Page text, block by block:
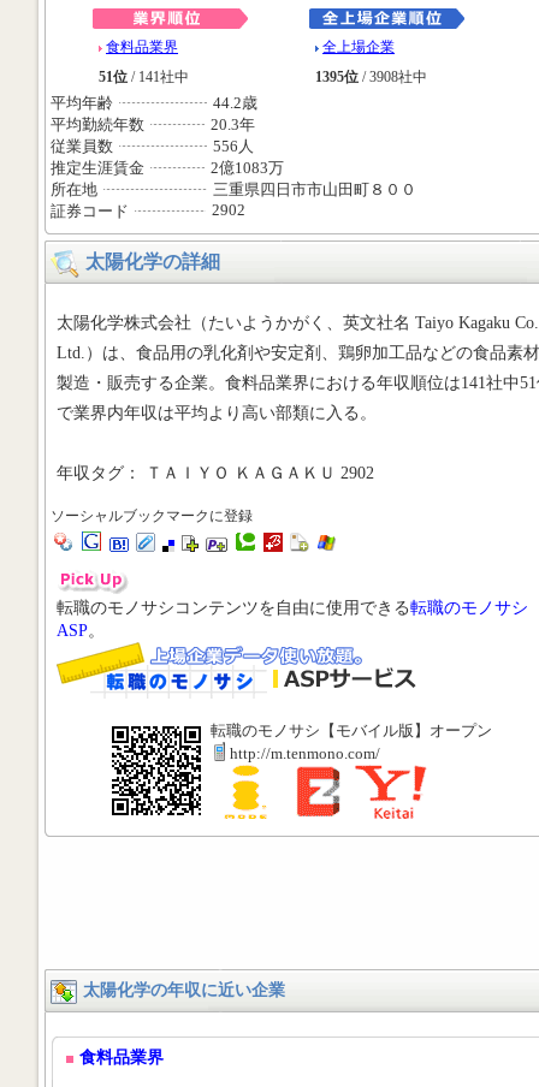
食料品業界
51位 / 141社中
全上場企業
1395位 / 3908社中
平均年齢
44.2歳
平均勤続年数
20.3年
従業員数
556人
推定生涯賃金
2億1083万
所在地
三重県四日市市山田町８００
証券コード
2902
太陽化学の詳細
太陽化学株式会社（たいようかがく、英文社名 Taiyo Kagaku Co.
Ltd.）は、食品用の乳化剤や安定剤、鶏卵加工品などの食品素
製造・販売する企業。食料品業界における年収順位は141社中
で業界内年収は平均より高い部類に入る。
年収タグ： ＴＡＩＹＯ ＫＡＧＡＫＵ 2902
ソーシャルブックマークに登録
転職のモノサシコンテンツを自由に使用できる転職のモノサシ
ASP。
転職のモノサシ【モバイル版】オープン
http://m.tenmono.com/
太陽化学の年収に近い企業
食料品業界